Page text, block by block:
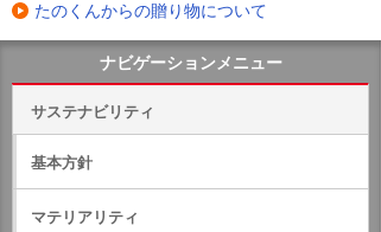
たのくんからの贈り物について
ナビゲーションメニュー
サステナビリティ
基本方針
マテリアリティ